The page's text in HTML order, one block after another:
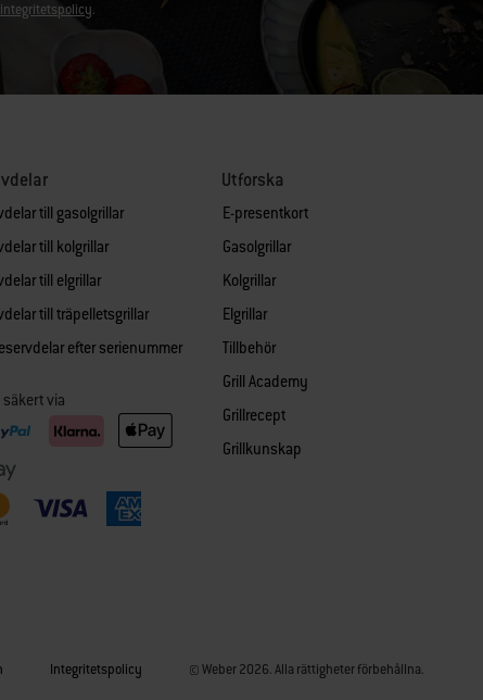
integritetspolicy.
till gasolgrillar
till kolgrillar
till elgrillar
till träpelletsgrillar
efter serienummer
säkert via
Utforska
E-presentkort
Gasolgrillar
Kolgrillar
Elgrillar
Tillbehör
Grill Academy
Grillrecept
Grillkunskap
Integritetspolicy © Weber 2026. Alla rättigheter förbehållna.